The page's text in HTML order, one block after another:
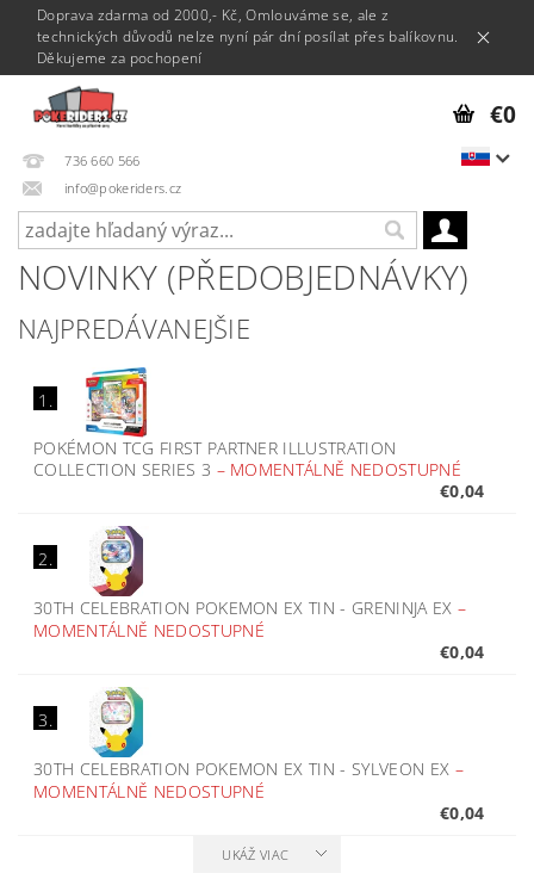
Doprava zdarma od 2000,- Kč, Omlouváme se, ale z
technických důvodů nelze nyní pár dní posílat přes balíkovnu.
Děkujeme za pochopení
736 660 566
info@pokeriders.cz
€0
NOVINKY (PŘEDOBJEDNÁVKY)
NAJPREDÁVANEJŠIE
1.
POKÉMON TCG FIRST PARTNER ILLUSTRATION
COLLECTION SERIES 3 – MOMENTÁLNĚ NEDOSTUPNÉ
€0,04
2.
30TH CELEBRATION POKEMON EX TIN - GRENINJA EX –
MOMENTÁLNĚ NEDOSTUPNÉ
€0,04
3.
30TH CELEBRATION POKEMON EX TIN - SYLVEON EX –
MOMENTÁLNĚ NEDOSTUPNÉ
€0,04
UKÁŽ VIAC